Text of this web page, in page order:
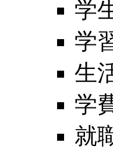
学
学
生
学
就